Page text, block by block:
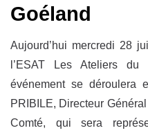
Goéland
Aujourd’hui mercredi 28
l’ESAT Les Ateliers
événement se
PRIBILE, Directeur
Comté, qui sera